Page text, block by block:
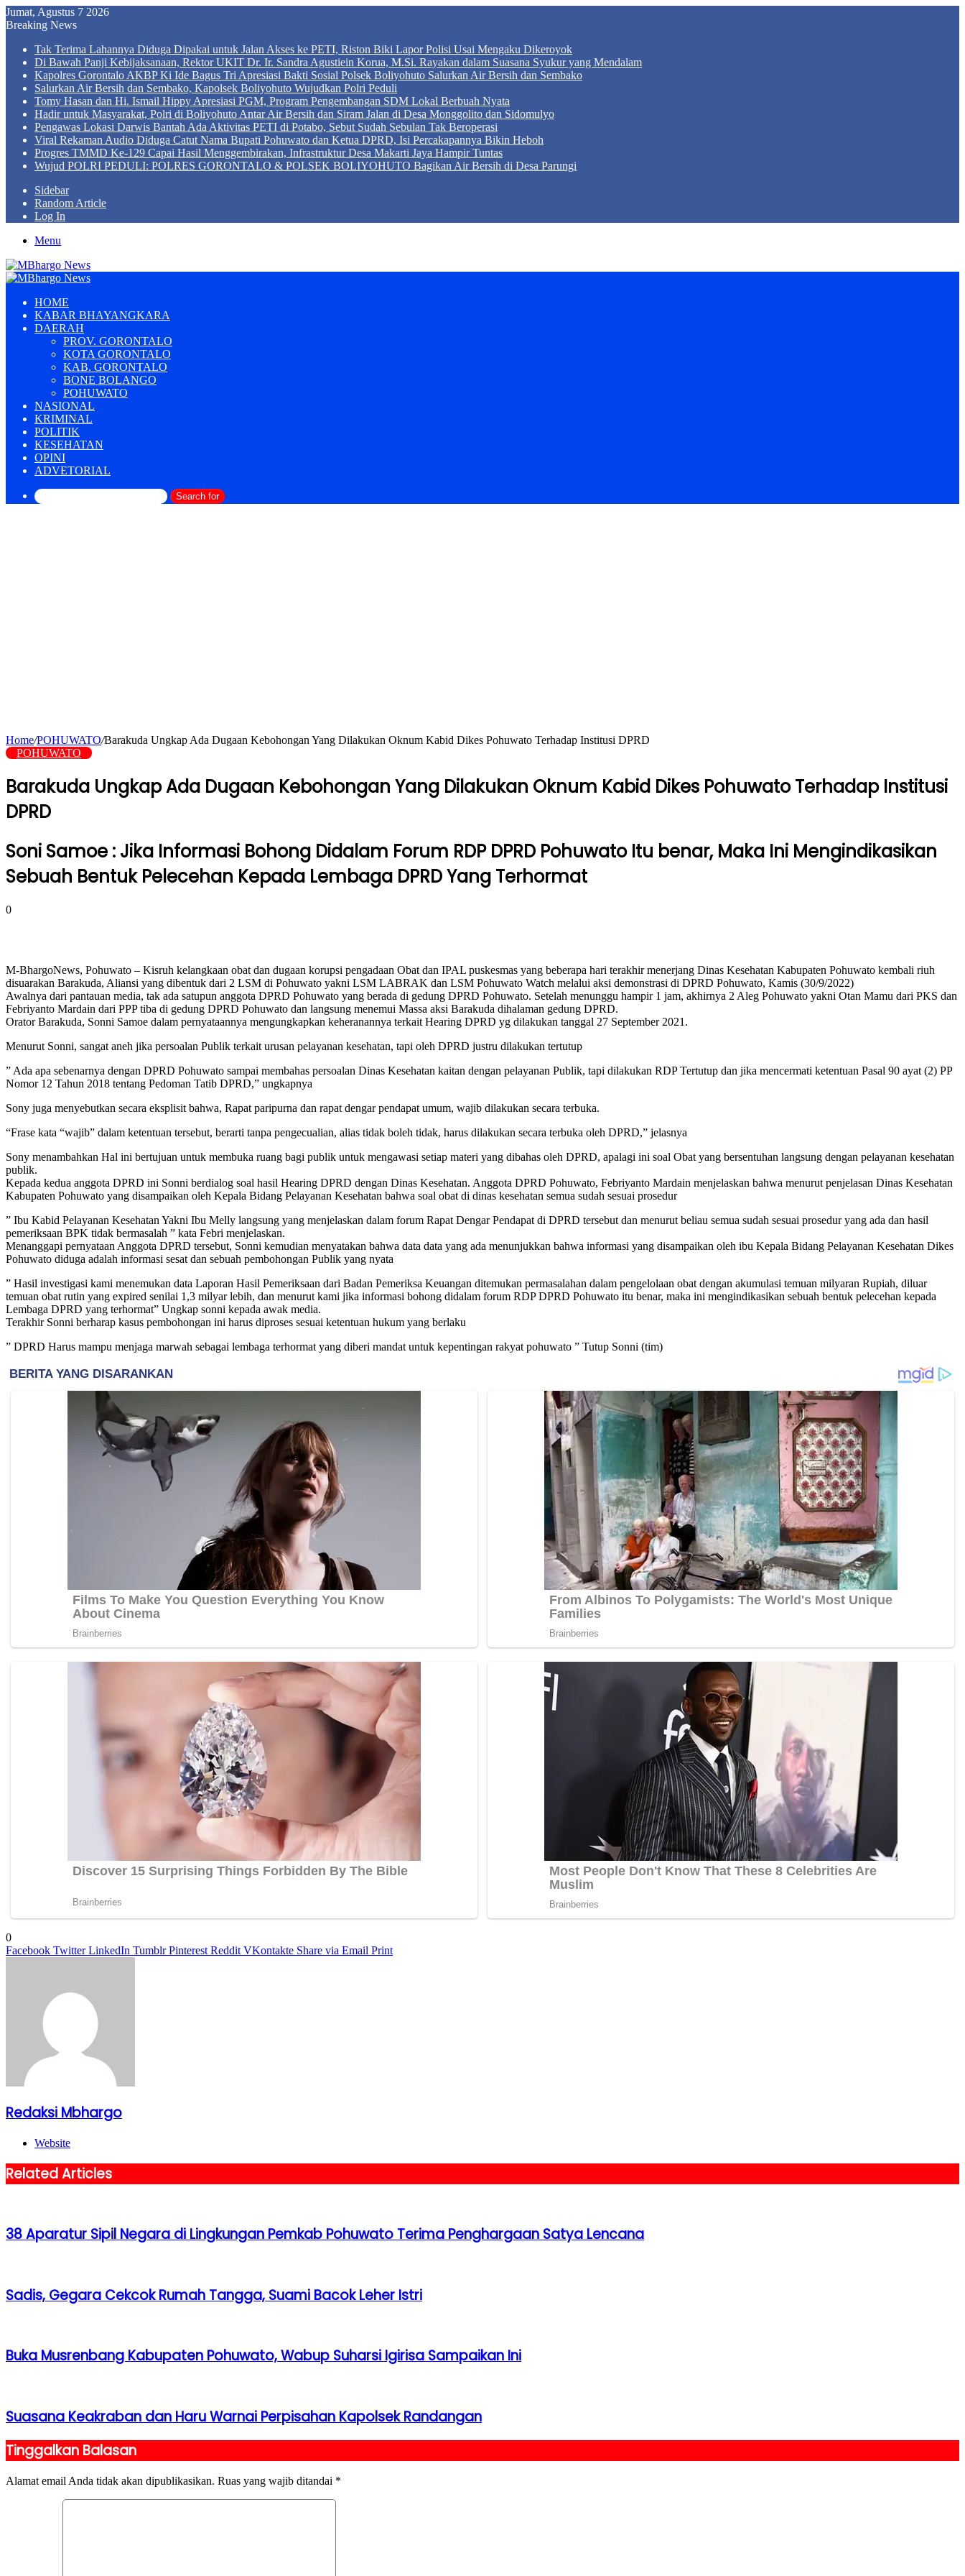
Jumat, Agustus 7 2026
Breaking News
Tak Terima Lahannya Diduga Dipakai untuk Jalan Akses ke PETI, Riston Biki Lapor Polisi Usai Mengaku Dikeroyok
Di Bawah Panji Kebijaksanaan, Rektor UKIT Dr. Ir. Sandra Agustiein Korua, M.Si. Rayakan dalam Suasana Syukur yang Mendalam
Kapolres Gorontalo AKBP Ki Ide Bagus Tri Apresiasi Bakti Sosial Polsek Boliyohuto Salurkan Air Bersih dan Sembako
Salurkan Air Bersih dan Sembako, Kapolsek Boliyohuto Wujudkan Polri Peduli
Tomy Hasan dan Hi. Ismail Hippy Apresiasi PGM, Program Pengembangan SDM Lokal Berbuah Nyata
Hadir untuk Masyarakat, Polri di Boliyohuto Antar Air Bersih dan Siram Jalan di Desa Monggolito dan Sidomulyo
Pengawas Lokasi Darwis Bantah Ada Aktivitas PETI di Potabo, Sebut Sudah Sebulan Tak Beroperasi
Viral Rekaman Audio Diduga Catut Nama Bupati Pohuwato dan Ketua DPRD, Isi Percakapannya Bikin Heboh
Progres TMMD Ke-129 Capai Hasil Menggembirakan, Infrastruktur Desa Makarti Jaya Hampir Tuntas
Wujud POLRI PEDULI: POLRES GORONTALO & POLSEK BOLIYOHUTO Bagikan Air Bersih di Desa Parungi
Sidebar
Random Article
Log In
Menu
HOME
KABAR BHAYANGKARA
DAERAH
PROV. GORONTALO
KOTA GORONTALO
KAB. GORONTALO
BONE BOLANGO
POHUWATO
NASIONAL
KRIMINAL
POLITIK
KESEHATAN
OPINI
ADVETORIAL
Search for
Home/POHUWATO/Barakuda Ungkap Ada Dugaan Kebohongan Yang Dilakukan Oknum Kabid Dikes Pohuwato Terhadap Institusi DPRD
POHUWATO
Barakuda Ungkap Ada Dugaan Kebohongan Yang Dilakukan Oknum Kabid Dikes Pohuwato Terhadap Institusi
DPRD
Soni Samoe : Jika Informasi Bohong Didalam Forum RDP DPRD Pohuwato Itu benar, Maka Ini Mengindikasikan
Sebuah Bentuk Pelecehan Kepada Lembaga DPRD Yang Terhormat
0
M-BhargoNews, Pohuwato – Kisruh kelangkaan obat dan dugaan korupsi pengadaan Obat dan IPAL puskesmas yang beberapa hari terakhir menerjang Dinas Kesehatan Kabupaten Pohuwato kembali riuh
disuarakan Barakuda, Aliansi yang dibentuk dari 2 LSM di Pohuwato yakni LSM LABRAK dan LSM Pohuwato Watch melalui aksi demonstrasi di DPRD Pohuwato, Kamis (30/9/2022)
Awalnya dari pantauan media, tak ada satupun anggota DPRD Pohuwato yang berada di gedung DPRD Pohuwato. Setelah menunggu hampir 1 jam, akhirnya 2 Aleg Pohuwato yakni Otan Mamu dari PKS dan
Febriyanto Mardain dari PPP tiba di gedung DPRD Pohuwato dan langsung menemui Massa aksi Barakuda dihalaman gedung DPRD.
Orator Barakuda, Sonni Samoe dalam pernyataannya mengungkapkan keheranannya terkait Hearing DPRD yg dilakukan tanggal 27 September 2021.
Menurut Sonni, sangat aneh jika persoalan Publik terkait urusan pelayanan kesehatan, tapi oleh DPRD justru dilakukan tertutup
” Ada apa sebenarnya dengan DPRD Pohuwato sampai membahas persoalan Dinas Kesehatan kaitan dengan pelayanan Publik, tapi dilakukan RDP Tertutup dan jika mencermati ketentuan Pasal 90 ayat (2) PP
Nomor 12 Tahun 2018 tentang Pedoman Tatib DPRD,” ungkapnya
Sony juga menyebutkan secara eksplisit bahwa, Rapat paripurna dan rapat dengar pendapat umum, wajib dilakukan secara terbuka.
“Frase kata “wajib” dalam ketentuan tersebut, berarti tanpa pengecualian, alias tidak boleh tidak, harus dilakukan secara terbuka oleh DPRD,” jelasnya
Sony menambahkan Hal ini bertujuan untuk membuka ruang bagi publik untuk mengawasi setiap materi yang dibahas oleh DPRD, apalagi ini soal Obat yang bersentuhan langsung dengan pelayanan kesehatan
publik.
Kepada kedua anggota DPRD ini Sonni berdialog soal hasil Hearing DPRD dengan Dinas Kesehatan. Anggota DPRD Pohuwato, Febriyanto Mardain menjelaskan bahwa menurut penjelasan Dinas Kesehatan
Kabupaten Pohuwato yang disampaikan oleh Kepala Bidang Pelayanan Kesehatan bahwa soal obat di dinas kesehatan semua sudah sesuai prosedur
” Ibu Kabid Pelayanan Kesehatan Yakni Ibu Melly langsung yang menjelaskan dalam forum Rapat Dengar Pendapat di DPRD tersebut dan menurut beliau semua sudah sesuai prosedur yang ada dan hasil
pemeriksaan BPK tidak bermasalah ” kata Febri menjelaskan.
Menanggapi pernyataan Anggota DPRD tersebut, Sonni kemudian menyatakan bahwa data data yang ada menunjukkan bahwa informasi yang disampaikan oleh ibu Kepala Bidang Pelayanan Kesehatan Dikes
Pohuwato diduga adalah informasi sesat dan sebuah pembohongan Publik yang nyata
” Hasil investigasi kami menemukan data Laporan Hasil Pemeriksaan dari Badan Pemeriksa Keuangan ditemukan permasalahan dalam pengelolaan obat dengan akumulasi temuan milyaran Rupiah, diluar
temuan obat rutin yang expired senilai 1,3 milyar lebih, dan menurut kami jika informasi bohong didalam forum RDP DPRD Pohuwato itu benar, maka ini mengindikasikan sebuah bentuk pelecehan kepada
Lembaga DPRD yang terhormat” Ungkap sonni kepada awak media.
Terakhir Sonni berharap kasus pembohongan ini harus diproses sesuai ketentuan hukum yang berlaku
” DPRD Harus mampu menjaga marwah sebagai lembaga terhormat yang diberi mandat untuk kepentingan rakyat pohuwato ” Tutup Sonni (tim)
0
Facebook Twitter LinkedIn Tumblr Pinterest Reddit VKontakte Share via Email Print
Redaksi Mbhargo
Website
Related Articles
38 Aparatur Sipil Negara di Lingkungan Pemkab Pohuwato Terima Penghargaan Satya Lencana
Sadis, Gegara Cekcok Rumah Tangga, Suami Bacok Leher Istri
Buka Musrenbang Kabupaten Pohuwato, Wabup Suharsi Igirisa Sampaikan Ini
Suasana Keakraban dan Haru Warnai Perpisahan Kapolsek Randangan
Tinggalkan Balasan
Alamat email Anda tidak akan dipublikasikan. Ruas yang wajib ditandai *